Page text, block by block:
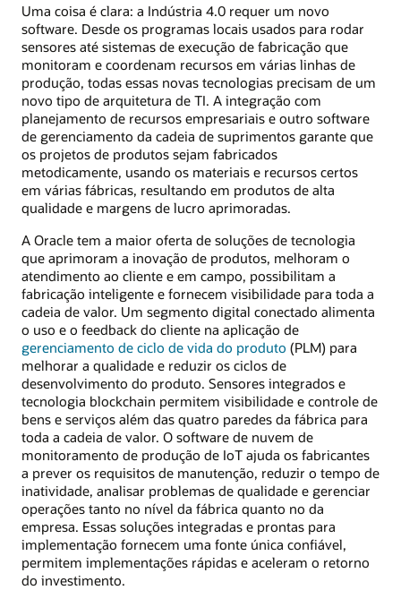
Uma coisa é clara: a Indústria 4.0 requer um novo
software. Desde os programas locais usados para rodar
sensores até sistemas de execução de fabricação que
monitoram e coordenam recursos em várias linhas de
produção, todas essas novas tecnologias precisam de um
novo tipo de arquitetura de TI. A integração com
planejamento de recursos empresariais e outro software
de gerenciamento da cadeia de suprimentos garante que
os projetos de produtos sejam fabricados
metodicamente, usando os materiais e recursos certos
em várias fábricas, resultando em produtos de alta
qualidade e margens de lucro aprimoradas.
A Oracle tem a maior oferta de soluções de tecnologia
que aprimoram a inovação de produtos, melhoram o
atendimento ao cliente e em campo, possibilitam a
fabricação inteligente e fornecem visibilidade para toda a
cadeia de valor. Um segmento digital conectado alimenta
o uso e o feedback do cliente na aplicação de
gerenciamento de ciclo de vida do produto (PLM) para
melhorar a qualidade e reduzir os ciclos de
desenvolvimento do produto. Sensores integrados e
tecnologia blockchain permitem visibilidade e controle de
bens e serviços além das quatro paredes da fábrica para
toda a cadeia de valor. O software de nuvem de
monitoramento de produção de IoT ajuda os fabricantes
a prever os requisitos de manutenção, reduzir o tempo de
inatividade, analisar problemas de qualidade e gerenciar
operações tanto no nível da fábrica quanto no da
empresa. Essas soluções integradas e prontas para
implementação fornecem uma fonte única confiável,
permitem implementações rápidas e aceleram o retorno
do investimento.